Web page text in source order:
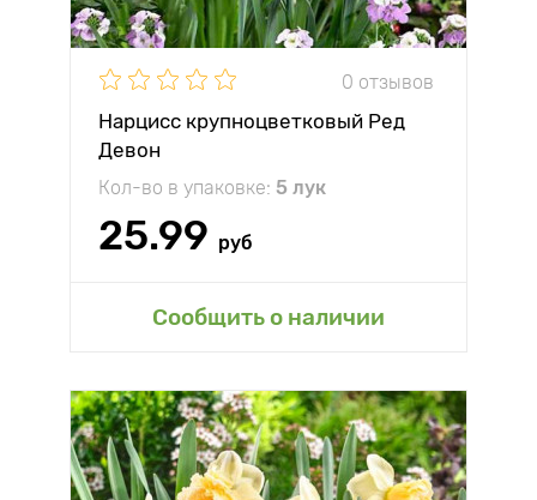
0 отзывов
Нарцисс крупноцветковый Ред
Девон
Кол-во в упаковке: 5 лук
25.99 руб
Сообщить о наличии